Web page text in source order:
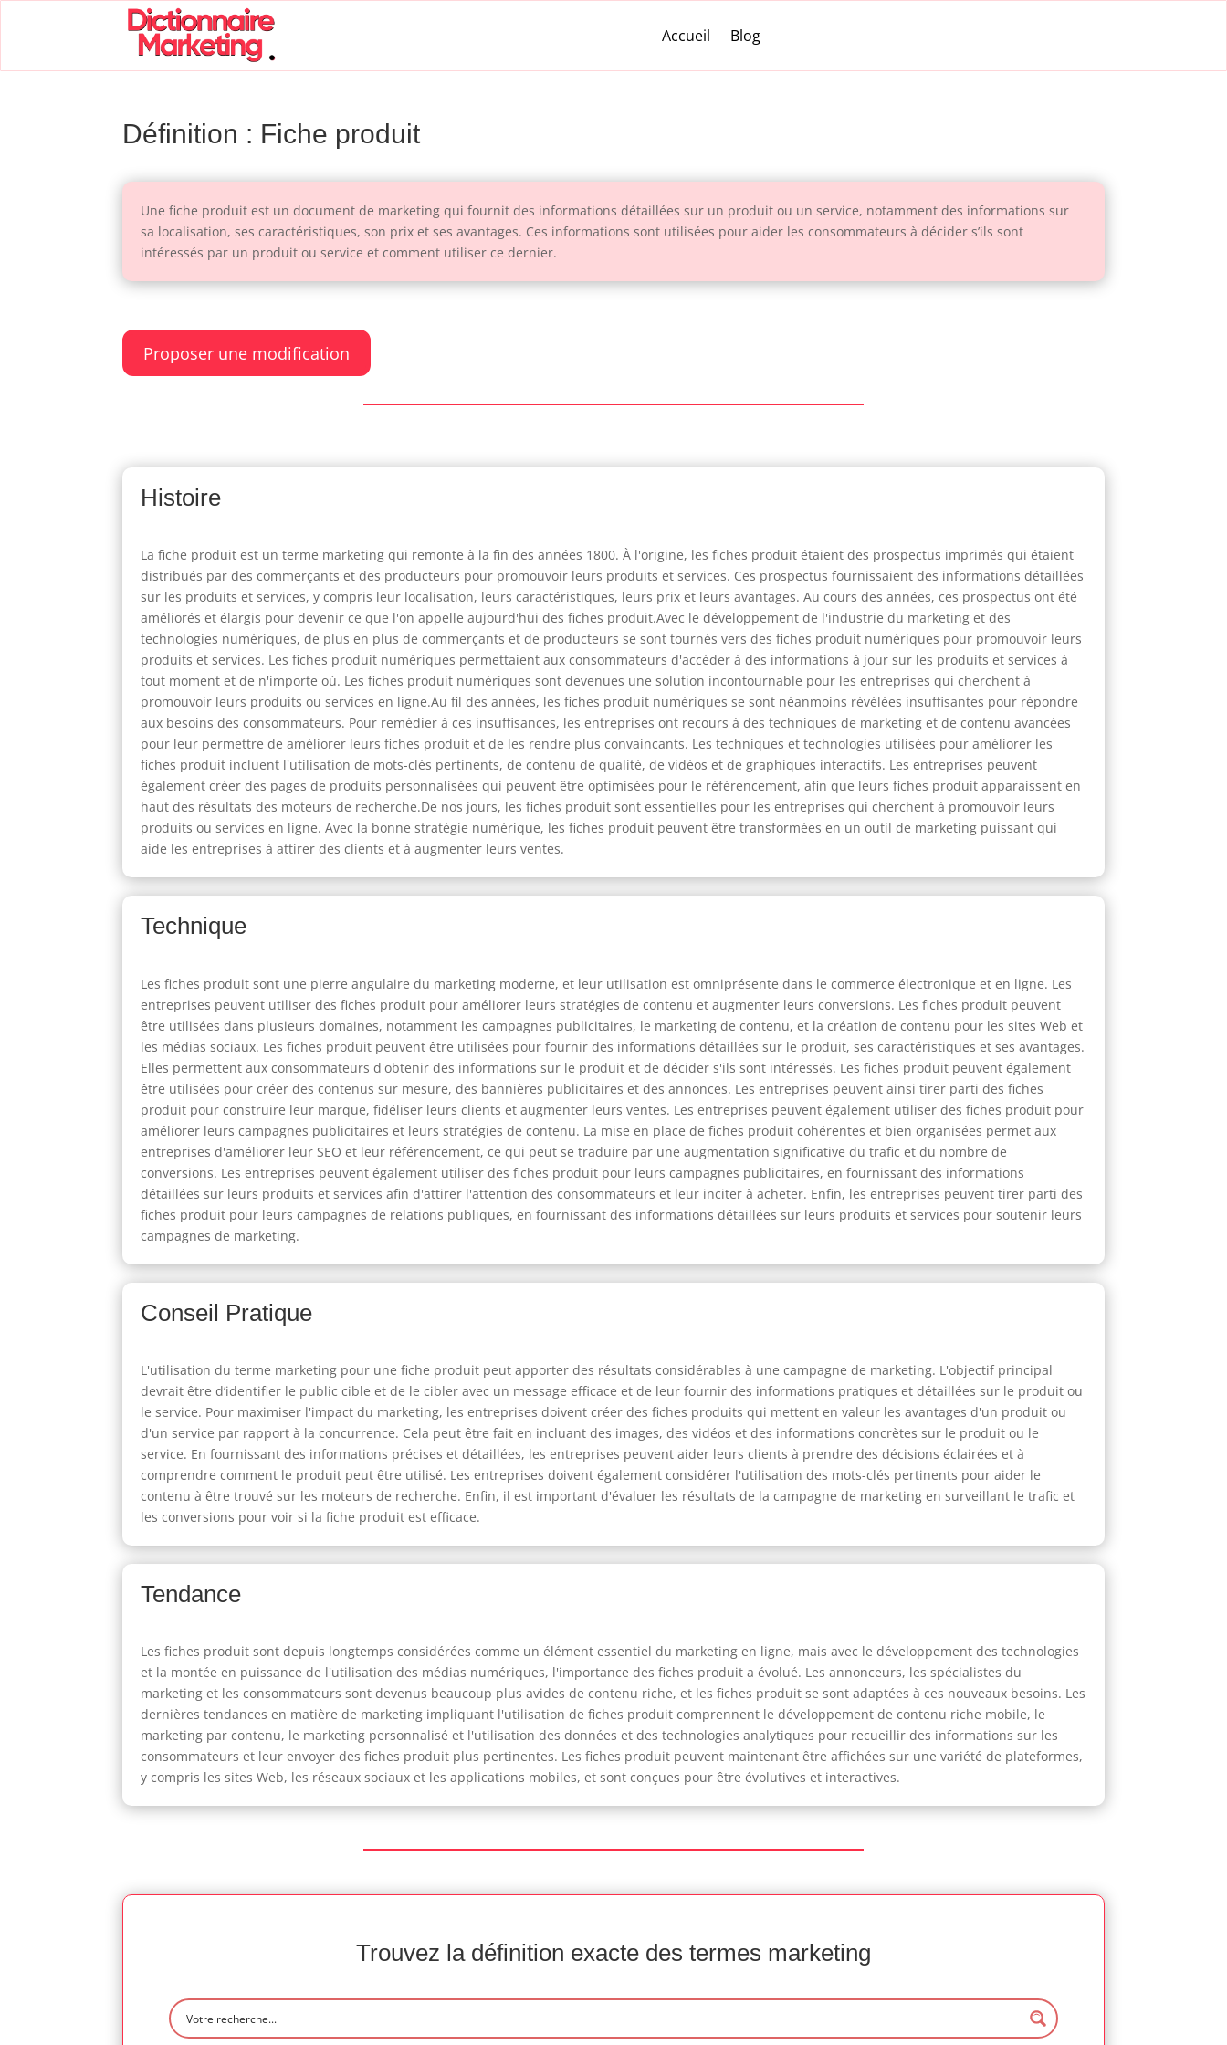
Accueil Blog
Définition : Fiche produit
Une fiche produit est un document de marketing qui fournit des informations détaillées sur un produit ou un service, notamment des informations sur
sa localisation, ses caractéristiques, son prix et ses avantages. Ces informations sont utilisées pour aider les consommateurs à décider s’ils sont
intéressés par un produit ou service et comment utiliser ce dernier.
Proposer une modification
Histoire
La fiche produit est un terme marketing qui remonte à la fin des années 1800. À l'origine, les fiches produit étaient des prospectus imprimés qui étaient
distribués par des commerçants et des producteurs pour promouvoir leurs produits et services. Ces prospectus fournissaient des informations détaillées
sur les produits et services, y compris leur localisation, leurs caractéristiques, leurs prix et leurs avantages. Au cours des années, ces prospectus ont été
améliorés et élargis pour devenir ce que l'on appelle aujourd'hui des fiches produit.Avec le développement de l'industrie du marketing et des
technologies numériques, de plus en plus de commerçants et de producteurs se sont tournés vers des fiches produit numériques pour promouvoir leurs
produits et services. Les fiches produit numériques permettaient aux consommateurs d'accéder à des informations à jour sur les produits et services à
tout moment et de n'importe où. Les fiches produit numériques sont devenues une solution incontournable pour les entreprises qui cherchent à
promouvoir leurs produits ou services en ligne.Au fil des années, les fiches produit numériques se sont néanmoins révélées insuffisantes pour répondre
aux besoins des consommateurs. Pour remédier à ces insuffisances, les entreprises ont recours à des techniques de marketing et de contenu avancées
pour leur permettre de améliorer leurs fiches produit et de les rendre plus convaincants. Les techniques et technologies utilisées pour améliorer les
fiches produit incluent l'utilisation de mots-clés pertinents, de contenu de qualité, de vidéos et de graphiques interactifs. Les entreprises peuvent
également créer des pages de produits personnalisées qui peuvent être optimisées pour le référencement, afin que leurs fiches produit apparaissent en
haut des résultats des moteurs de recherche.De nos jours, les fiches produit sont essentielles pour les entreprises qui cherchent à promouvoir leurs
produits ou services en ligne. Avec la bonne stratégie numérique, les fiches produit peuvent être transformées en un outil de marketing puissant qui
aide les entreprises à attirer des clients et à augmenter leurs ventes.
Technique
Les fiches produit sont une pierre angulaire du marketing moderne, et leur utilisation est omniprésente dans le commerce électronique et en ligne. Les
entreprises peuvent utiliser des fiches produit pour améliorer leurs stratégies de contenu et augmenter leurs conversions. Les fiches produit peuvent
être utilisées dans plusieurs domaines, notamment les campagnes publicitaires, le marketing de contenu, et la création de contenu pour les sites Web et
les médias sociaux. Les fiches produit peuvent être utilisées pour fournir des informations détaillées sur le produit, ses caractéristiques et ses avantages.
Elles permettent aux consommateurs d'obtenir des informations sur le produit et de décider s'ils sont intéressés. Les fiches produit peuvent également
être utilisées pour créer des contenus sur mesure, des bannières publicitaires et des annonces. Les entreprises peuvent ainsi tirer parti des fiches
produit pour construire leur marque, fidéliser leurs clients et augmenter leurs ventes. Les entreprises peuvent également utiliser des fiches produit pour
améliorer leurs campagnes publicitaires et leurs stratégies de contenu. La mise en place de fiches produit cohérentes et bien organisées permet aux
entreprises d'améliorer leur SEO et leur référencement, ce qui peut se traduire par une augmentation significative du trafic et du nombre de
conversions. Les entreprises peuvent également utiliser des fiches produit pour leurs campagnes publicitaires, en fournissant des informations
détaillées sur leurs produits et services afin d'attirer l'attention des consommateurs et leur inciter à acheter. Enfin, les entreprises peuvent tirer parti des
fiches produit pour leurs campagnes de relations publiques, en fournissant des informations détaillées sur leurs produits et services pour soutenir leurs
campagnes de marketing.
Conseil Pratique
L'utilisation du terme marketing pour une fiche produit peut apporter des résultats considérables à une campagne de marketing. L'objectif principal
devrait être d’identifier le public cible et de le cibler avec un message efficace et de leur fournir des informations pratiques et détaillées sur le produit ou
le service. Pour maximiser l'impact du marketing, les entreprises doivent créer des fiches produits qui mettent en valeur les avantages d'un produit ou
d'un service par rapport à la concurrence. Cela peut être fait en incluant des images, des vidéos et des informations concrètes sur le produit ou le
service. En fournissant des informations précises et détaillées, les entreprises peuvent aider leurs clients à prendre des décisions éclairées et à
comprendre comment le produit peut être utilisé. Les entreprises doivent également considérer l'utilisation des mots-clés pertinents pour aider le
contenu à être trouvé sur les moteurs de recherche. Enfin, il est important d'évaluer les résultats de la campagne de marketing en surveillant le trafic et
les conversions pour voir si la fiche produit est efficace.
Tendance
Les fiches produit sont depuis longtemps considérées comme un élément essentiel du marketing en ligne, mais avec le développement des technologies
et la montée en puissance de l'utilisation des médias numériques, l'importance des fiches produit a évolué. Les annonceurs, les spécialistes du
marketing et les consommateurs sont devenus beaucoup plus avides de contenu riche, et les fiches produit se sont adaptées à ces nouveaux besoins. Les
dernières tendances en matière de marketing impliquant l'utilisation de fiches produit comprennent le développement de contenu riche mobile, le
marketing par contenu, le marketing personnalisé et l'utilisation des données et des technologies analytiques pour recueillir des informations sur les
consommateurs et leur envoyer des fiches produit plus pertinentes. Les fiches produit peuvent maintenant être affichées sur une variété de plateformes,
y compris les sites Web, les réseaux sociaux et les applications mobiles, et sont conçues pour être évolutives et interactives.
Trouvez la définition exacte des termes marketing